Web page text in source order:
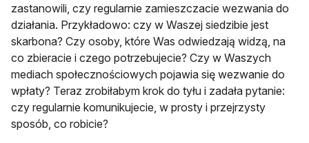
zastanowili, czy regularnie zamieszczacie wezwania do
działania. Przykładowo: czy w Waszej siedzibie jest
skarbona? Czy osoby, które Was odwiedzają widzą, na
co zbieracie i czego potrzebujecie? Czy w Waszych
mediach społecznościowych pojawia się wezwanie do
wpłaty? Teraz zrobiłabym krok do tyłu i zadała pytanie:
czy regularnie komunikujecie, w prosty i przejrzysty
sposób, co robicie?